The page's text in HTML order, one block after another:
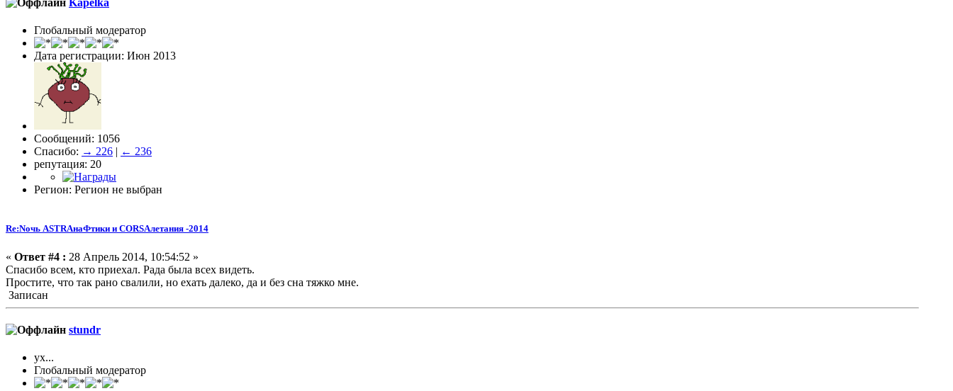
Kapelka
Глобальный модератор
Дата регистрации: Июн 2013
Сообщений: 1056
Спасибо: → 226 | ← 236
репутация: 20
Регион: Регион не выбран
Re:Nочь ASTRAнаФтики и CORSAлетания -2014
« Ответ #4 : 28 Апрель 2014, 10:54:52 »
Спасибо всем, кто приехал. Рада была всех видеть.
Простите, что так рано свалили, но ехать далеко, да и без сна тяжко мне.
Записан
stundr
ух...
Глобальный модератор